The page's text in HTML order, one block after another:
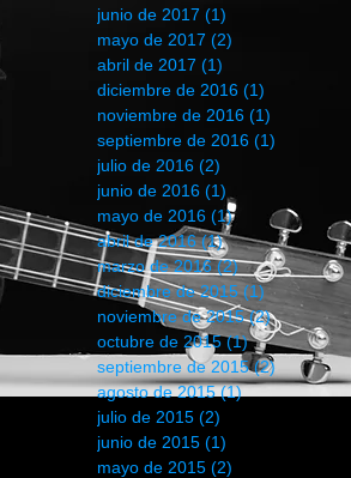
junio de 2017 (1)
mayo de 2017 (2)
abril de 2017 (1)
diciembre de 2016 (1)
noviembre de 2016 (1)
septiembre de 2016 (1)
julio de 2016 (2)
junio de 2016 (1)
mayo de 2016 (1)1 entrada
abril de 2016 (1)1 entrada
marzo de 2016 (2)2 entradas
diciembre de 2015 (1)1 entrada
noviembre de 2015 (2)2 entradas
octubre de 2015 (1)1 entrada
septiembre de 2015 (2) 2 entradas
agosto de 2015 (1)1 entrada
julio de 2015 (2)
junio de 2015 (1)
mayo de 2015 (2)